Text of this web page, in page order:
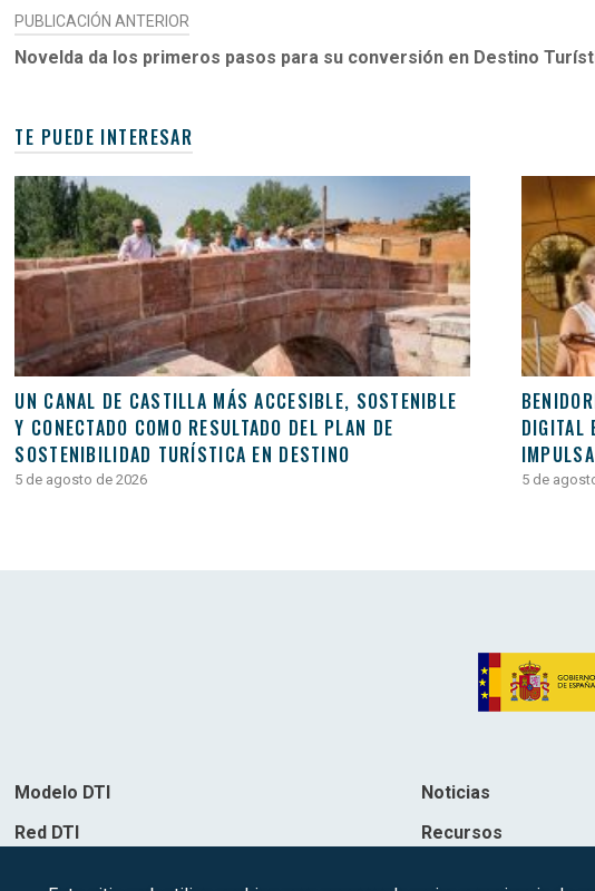
NAVEGACIÓN
DE
PUBLICACIÓN ANTERIOR
Novelda da los primeros pasos para su conversión en Destino
TE PUEDE INTERESAR
UN CANAL DE CASTILLA MÁS ACCESIBLE, SOSTENIBLE
Y CONECTADO COMO RESULTADO DEL PLAN DE
SOSTENIBILIDAD TURÍSTICA EN DESTINO
5 de agosto de 2026
DIGITAL
5 de
Modelo DTI
Red DTI
Noticias
Recursos